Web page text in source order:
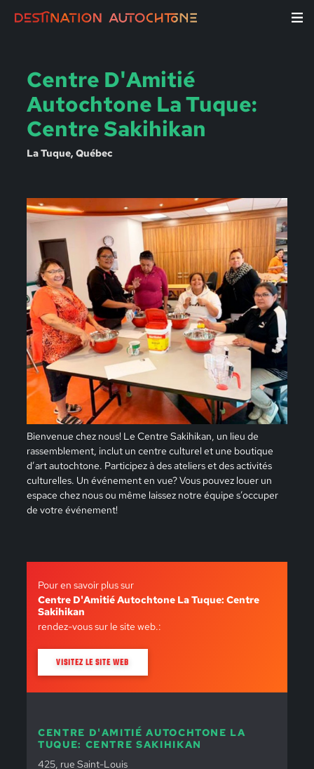
Centre D'Amitié
Autochtone La Tuque:
Centre Sakihikan
La Tuque, Québec
Bienvenue chez nous! Le Centre Sakihikan, un lieu de
rassemblement, inclut un centre culturel et une boutique
d’art autochtone. Participez à des ateliers et des activités
culturelles. Un événement en vue? Vous pouvez louer un
espace chez nous ou même laissez notre équipe s’occuper
de votre événement!
Pour en savoir plus sur
Centre D'Amitié Autochtone La Tuque: Centre
Sakihikan
rendez-vous sur le site web.:
VISITEZ LE SITE WEB
CENTRE D'AMITIÉ AUTOCHTONE LA
TUQUE: CENTRE SAKIHIKAN
425, rue Saint-Louis